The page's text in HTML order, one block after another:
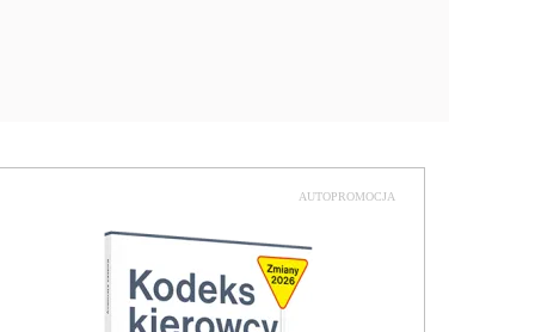
AUTOPROMOCJA